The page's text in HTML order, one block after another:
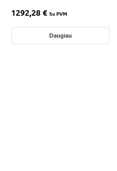
1292,28€ Su PVM
Daugiau